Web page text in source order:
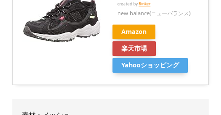
created byRinker
new balance(ニューバランス)
Amazon
楽天市場
Yahooショッピング